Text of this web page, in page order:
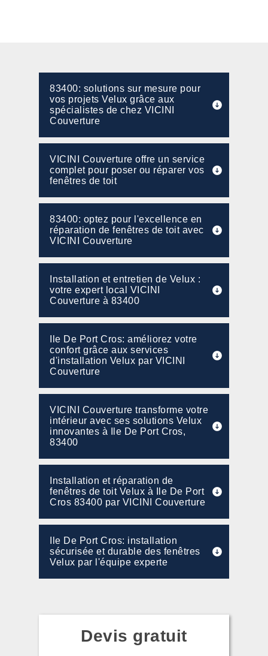
83400: solutions sur mesure pour
vos projets Velux grâce aux
spécialistes de chez VICINI
Couverture
VICINI Couverture offre un service
complet pour poser ou réparer vos
fenêtres de toit
83400: optez pour l'excellence en
réparation de fenêtres de toit avec
VICINI Couverture
Installation et entretien de Velux :
votre expert local VICINI
Couverture à 83400
Ile De Port Cros: améliorez votre
confort grâce aux services
d'installation Velux par VICINI
Couverture
VICINI Couverture transforme votre
intérieur avec ses solutions Velux
innovantes à Ile De Port Cros,
83400
Installation et réparation de
fenêtres de toit Velux à Ile De Port
Cros 83400 par VICINI Couverture
Ile De Port Cros: installation
sécurisée et durable des fenêtres
Velux par l'équipe experte
Devis gratuit